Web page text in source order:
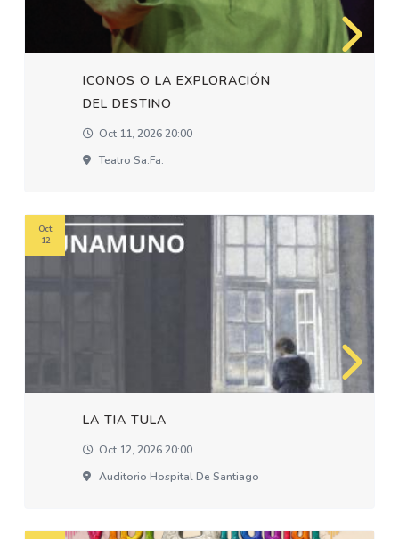
ICONOS O LA EXPLORACIÓN
DEL DESTINO
Oct 11, 2026 20:00
Teatro Sa.fa.
LA TIA TULA
Oct 12, 2026 20:00
Auditorio Hospital De Santiago
Oct
12